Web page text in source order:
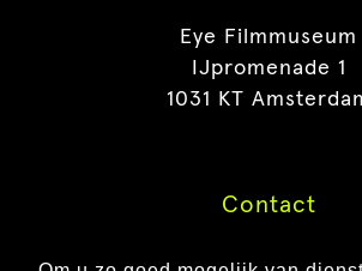
Eye Filmmuseum
IJpromenade 1
1031 KT
Contact